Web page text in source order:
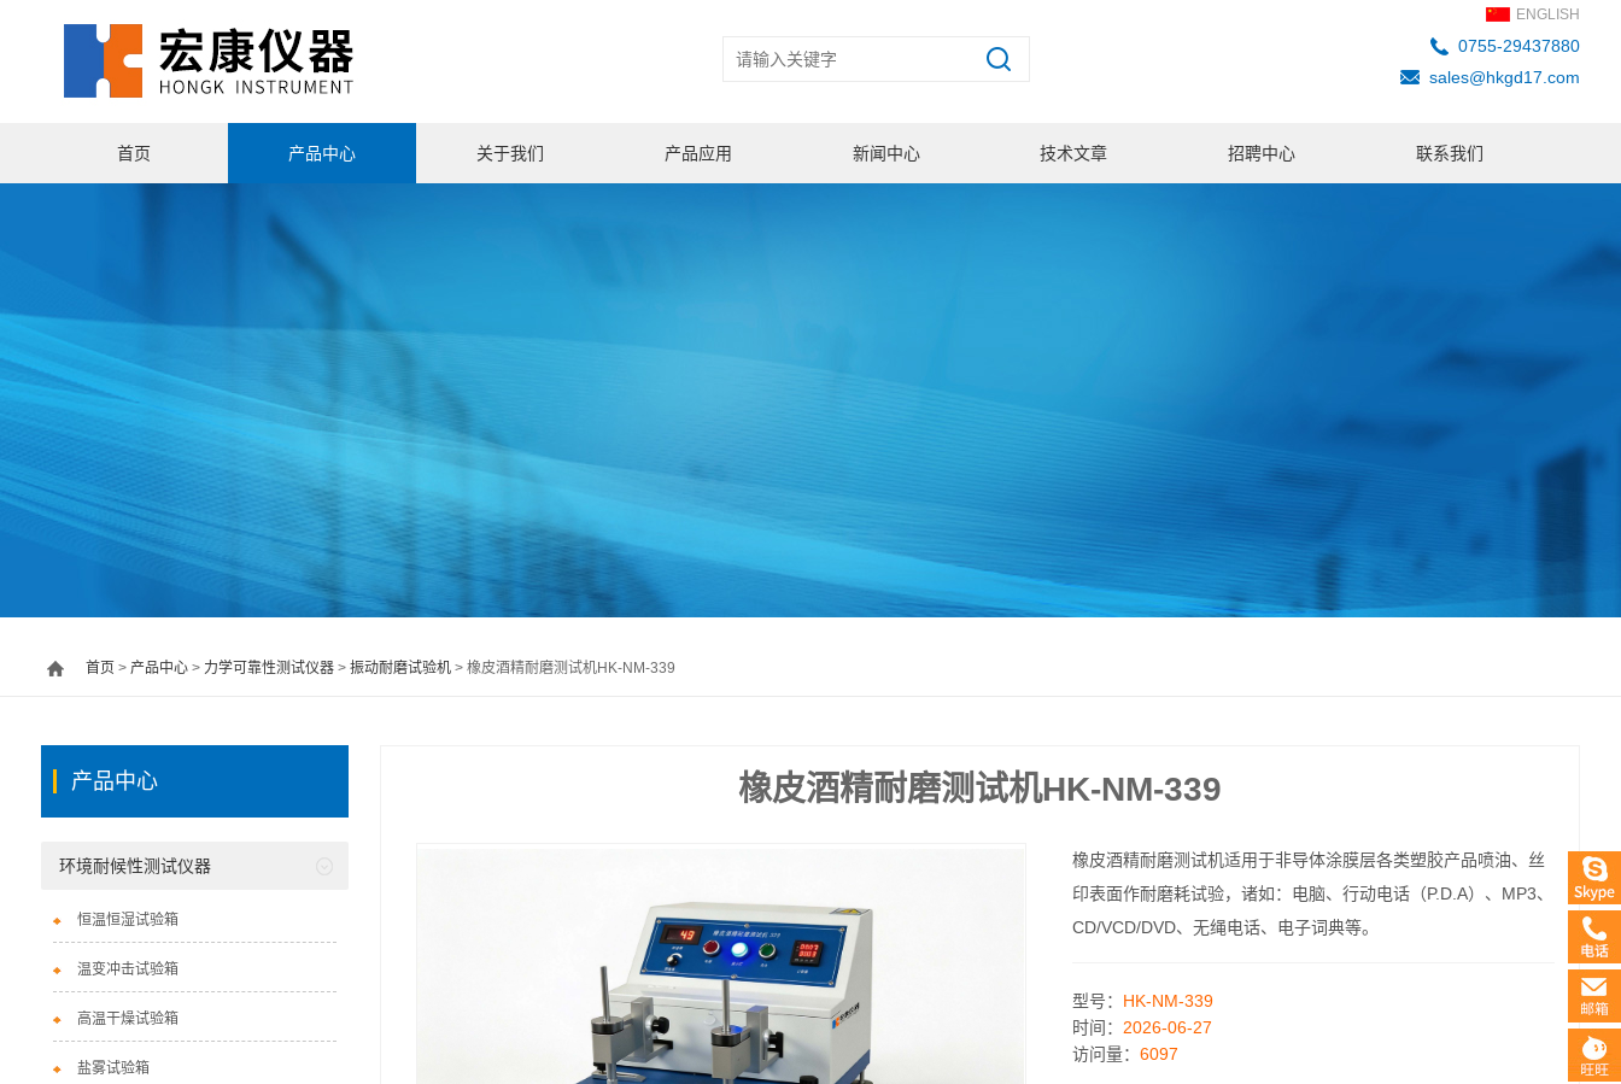
ENGLISH
0755-29437880
sales@hkgd17.com
首页 产品中心 关于我们 产品应用 新闻中心 技术文章 招聘中心 联系我们
首页 > 产品中心> 力学可靠性测试仪器> 振动耐磨试验机> 橡皮酒精耐磨测试机HK-NM-339
橡皮酒精耐磨测试机HK-NM-339
橡皮酒精耐磨测试机适用于非导体涂膜层各类塑胶产品喷油、丝
印表面作耐磨耗试验，诸如：电脑、行动电话（P.D.A）、MP3、
CD/VCD/DVD、无绳电话、电子词典等。
型号： HK-NM-339
时间： 2026-06-27
访问量： 6097
产品中心
环境耐候性测试仪器
恒温恒湿试验箱
温变冲击试验箱
高温干燥试验箱
盐雾试验箱